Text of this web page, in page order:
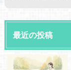
最近の投稿